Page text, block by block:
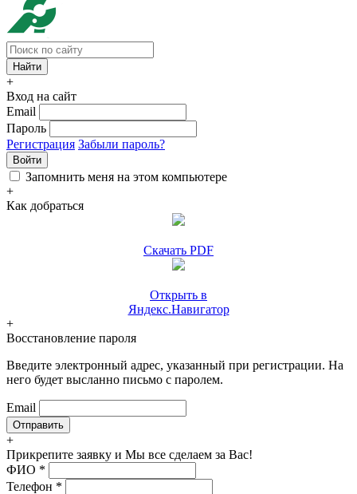
+
Вход на сайт
Email
Пароль
Регистрация Забыли пароль?
Войти
Запомнить меня на этом компьютере
+
Как добраться
Скачать PDF
Открыть в
Яндекс.Навигатор
+
Восстановление пароля
Введите электронный адрес, указанный при регистрации. На
него будет высланно письмо с паролем.
Email
+
Прикрепите заявку и Мы все сделаем за Вас!
ФИО *
Телефон *